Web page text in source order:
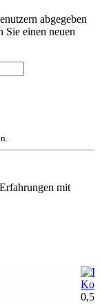
abgegeben
Sie einen neuen
mit